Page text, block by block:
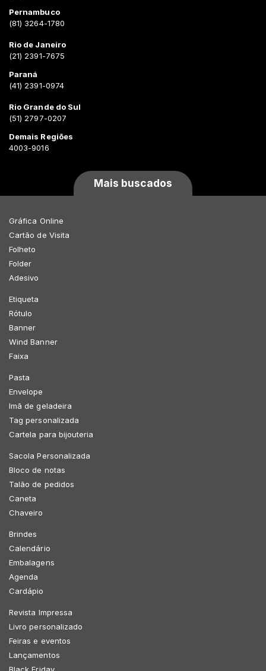
Pernambuco
(81) 3264-1780
Rio de Janeiro
(21) 2391-7675
Paraná
(41) 2391-0974
Rio Grande do Sul
(51) 2797-0207
Demais Regiões
4003-9016
Mais buscados
Gráfica Online
Cartão de Visita
Folheto
Folder
Adesivo
Etiqueta
Rótulo
Banner
Wind Banner
Faixa
Pasta
Envelope
Imã de geladeira
Tag personalizada
Cartela para bijouteria
Sacola Personalizada
Bloco de notas
Talão de pedidos
Caneta
Chaveiro
Brindes
Calendário
Embalagens
Agenda
Cardápio
Revista Impressa
Livro personalizado
Feiras e eventos
Lançamentos
Black Friday